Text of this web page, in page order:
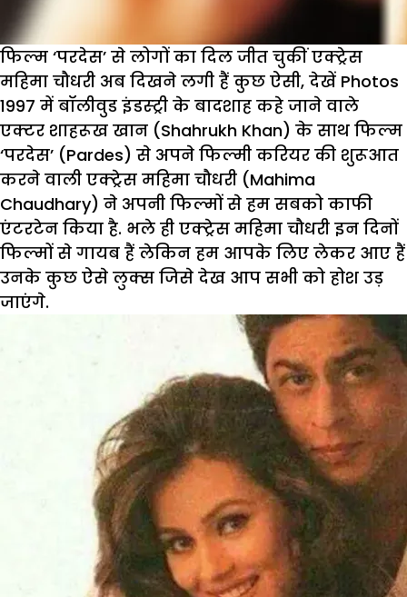
फिल्म ‘परदेस’ से लोगों का दिल जीत चुकीं एक्ट्रेस
महिमा चौधरी अब दिखने लगी हैं कुछ ऐसी, देखें Photos
1997 में बॉलीवुड इंडस्ट्री के बादशाह कहे जाने वाले
एक्टर शाहरूख खान (Shahrukh Khan) के साथ फिल्म
‘परदेस’ (Pardes) से अपने फिल्मी करियर की शुरूआत
करने वाली एक्ट्रेस महिमा चौधरी (Mahima
Chaudhary) ने अपनी फिल्मों से हम सबको काफी
एंटरटेन किया है. भले ही एक्ट्रेस महिमा चौधरी इन दिनों
फिल्मों से गायब हैं लेकिन हम आपके लिए लेकर आए हैं
उनके कुछ ऐसे लुक्स जिसे देख आप सभी को होश उड़
जाएंगे.